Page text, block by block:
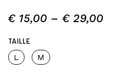
€15,00 – €29,00
TAILLE
L M